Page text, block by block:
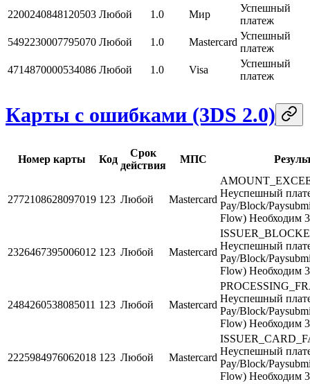
2200240848120503 Любой 1.0 Мир
Успешный
платеж
5492230007795070 Любой 1.0 Mastercard
Успешный
платеж
4714870000534086 Любой 1.0 Visa
Успешный
платеж
Карты с ошибками (3DS 2.0)
Номер карты Код
Срок
действия
МПС
2772108628097019 123 Любой Mastercard
Неуспешный
Pay/Block/
Flow) Необходим
2326467395006012 123 Любой Mastercard
Неуспешный
Pay/Block/
Flow) Необходим
2484260538085011 123 Любой Mastercard
Неуспешный
Pay/Block/
Flow) Необходим
2225984976062018 123 Любой Mastercard
Неуспешный
Pay/Block/
Flow) Необходим